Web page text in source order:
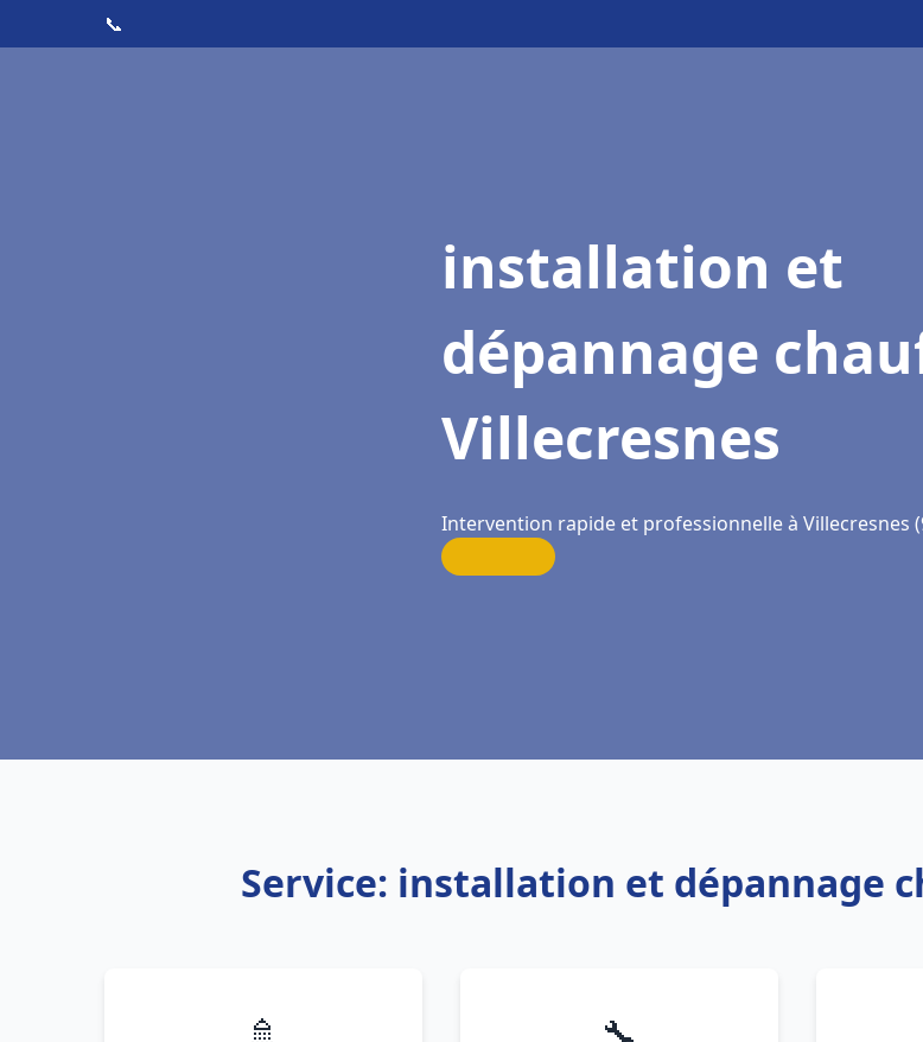
📞
installation et
dépannage
Villecresnes
Intervention rapide et professionnelle à Villecresnes
Service: installation et dépannage